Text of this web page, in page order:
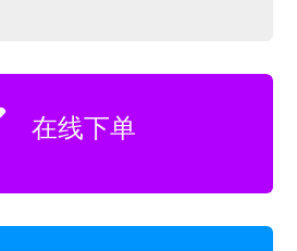
制造的纸或纸板制成的可折叠盒
检随放
2020/12/24 21:05:13
交使馆货件海关新规
税以及斐济最新清关提示
01-02 23:28:46
在线下单